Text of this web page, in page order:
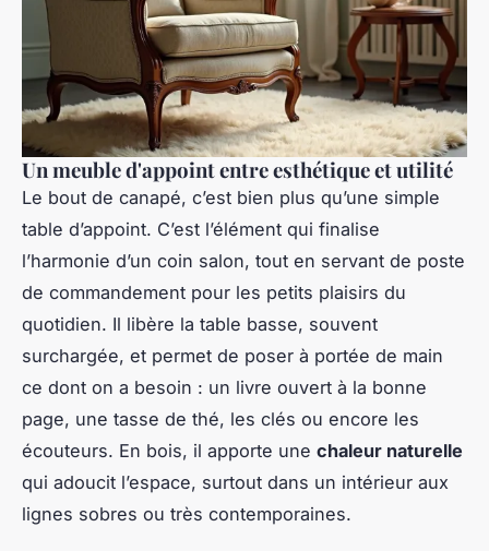
Un meuble d'appoint entre esthétique et utilité
Le bout de canapé, c’est bien plus qu’une simple
table d’appoint. C’est l’élément qui finalise
l’harmonie d’un coin salon, tout en servant de poste
de commandement pour les petits plaisirs du
quotidien. Il libère la table basse, souvent
surchargée, et permet de poser à portée de main
ce dont on a besoin : un livre ouvert à la bonne
page, une tasse de thé, les clés ou encore les
écouteurs. En bois, il apporte une chaleur naturelle
qui adoucit l’espace, surtout dans un intérieur aux
lignes sobres ou très contemporaines.